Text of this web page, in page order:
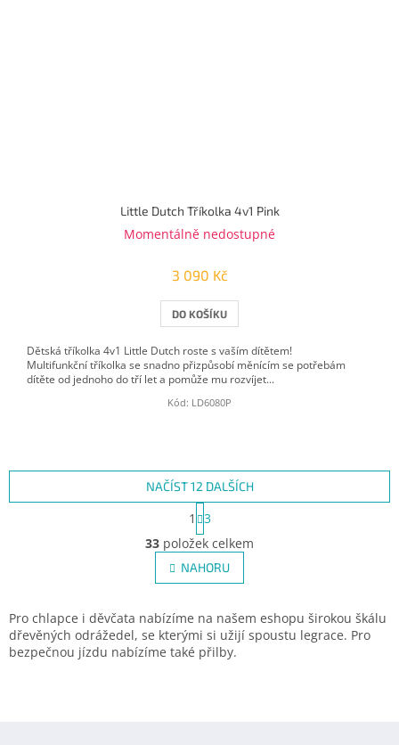
Little Dutch Tříkolka 4v1 Pink
Momentálně nedostupné
3 090 Kč
DO KOŠÍKU
Dětská tříkolka 4v1 Little Dutch roste s vaším dítětem!
Multifunkční tříkolka se snadno přizpůsobí měnícím se potřebám
dítěte od jednoho do tří let a pomůže mu rozvíjet...
Kód: LD6080P
O
v
l
á
a
c
í
NAČÍST 12 DALŠÍCH
S
t
r
á
n
k
v
á
n
í
1
3
33 položek celkem
NAHORU
Pro chlapce i děvčata nabízíme na našem eshopu širokou škálu
dřevěných odrážedel, se kterými si užijí spoustu legrace. Pro
bezpečnou jízdu nabízíme také přilby.